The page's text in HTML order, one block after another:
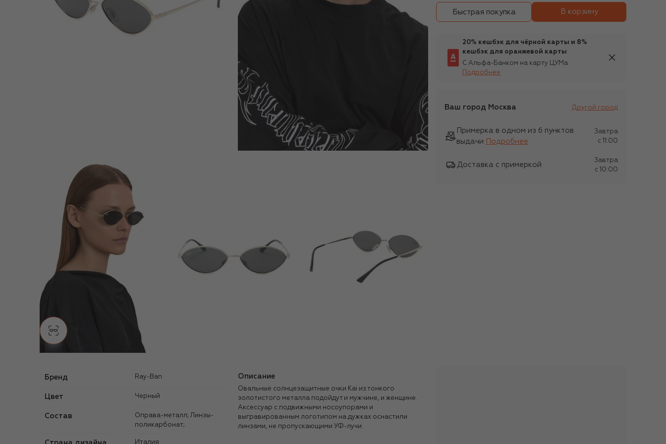
Быстрая покупка В корзину
20% кешбэк для чёрной карты и 8%
кешбэк для оранжевой карты
С Альфа-Банком на карту ЦУМа
Подробнее
Ваш город Москва Другой город
Примерка в одном из 6 пунктов
выдачи
Подробнее
Завтра
c 11:00
Доставка с примеркой
Завтра
c 10:00
Бренд Ray-Ban
Цвет Черный
Состав
Оправа-металл; Линзы-
поликарбонат;
Италия
Описание
Овальные солнцезащитные очки Kai из тонкого
золотистого металла подойдут и мужчине, и женщине.
Аксессуар с подвижными носоупорами и
выгравированным логотипом на дужках оснастили
линзами, не пропускающими УФ-лучи.